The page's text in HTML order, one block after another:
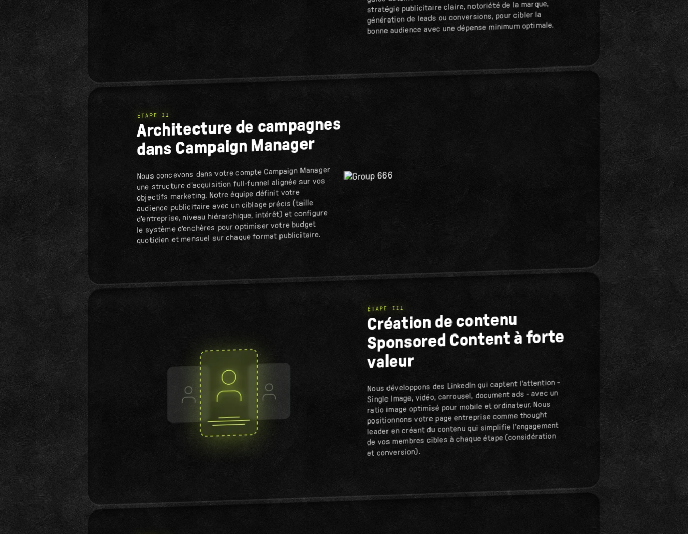
stratégie publicitaire claire, notoriété de la marque,
génération de leads ou conversions, pour cibler la
bonne audience avec une dépense minimum optimale.
ÉTAPE II
Architecture de campagnes
dans Campaign Manager
Nous concevons dans votre compte Campaign Manager
une structure d'acquisition full-funnel alignée sur vos
objectifs marketing. Notre équipe définit votre
audience publicitaire avec un ciblage précis (taille
d'entreprise, niveau hiérarchique, intérêt) et configure
le système d'enchères pour optimiser votre budget
quotidien et mensuel sur chaque format publicitaire.
ÉTAPE III
Création de contenu
Sponsored Content à forte
valeur
Nous développons des LinkedIn qui captent l'attention -
Single Image, vidéo, carrousel, document ads - avec un
ratio image optimisé pour mobile et ordinateur. Nous
positionnons votre page entreprise comme thought
leader en créant du contenu qui simplifie l'engagement
de vos membres cibles à chaque étape (considération
et conversion).